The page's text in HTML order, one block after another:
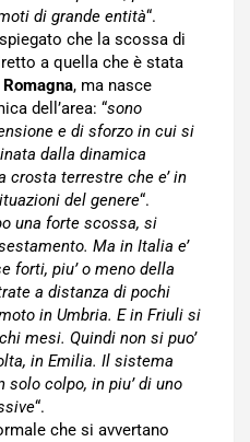
di grande entità“.
che la scossa di
a quella che è stata
, ma nasce
dell’area: “sono
e di sforzo in cui si
dalla dinamica
crosta terrestre che e’ in
del genere“.
una forte scossa, si
Ma in Italia e’
forti, piu’ o meno della
a distanza di pochi
in Umbria. E in Friuli si
mesi. Quindi non si puo’
in Emilia. Il sistema
solo colpo, in piu’ di uno
“.
che si avvertano